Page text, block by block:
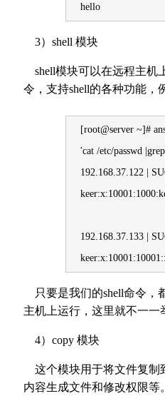
hello
3）shell 模块
shell模块可以在远程主机
令，支持shell的各种功能，
[root@server ~]#
'cat /etc/passwd
192.168.37.122 |
192.168.37.133 |
只要是我们的shell命令，
主机上运行，这里就不一一
4）copy 模块
这个模块用于将文件复制
内容生成文件和修改权限等。